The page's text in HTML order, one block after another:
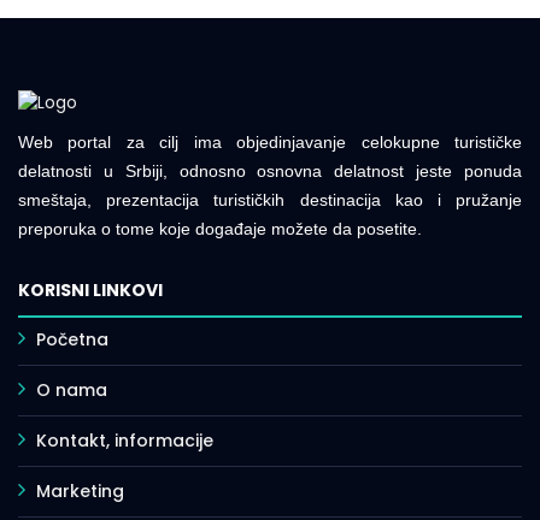
Web portal za cilj ima objedinjavanje celokupne turističke
delatnosti u Srbiji, odnosno osnovna delatnost jeste ponuda
smeštaja, prezentacija turističkih destinacija kao i pružanje
preporuka o tome koje događaje možete da posetite.
KORISNI LINKOVI
Početna
O nama
Kontakt, informacije
Marketing